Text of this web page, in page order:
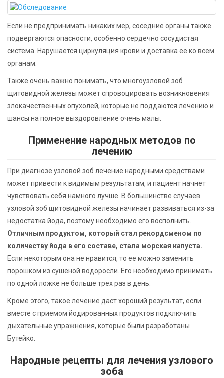
Если не предпринимать никаких мер, соседние органы также
подвергаются опасности, особенно сердечно сосудистая
система. Нарушается циркуляция крови и доставка ее ко всем
органам.
Также очень важно понимать, что многоузловой зоб
щитовидной железы может спровоцировать возникновения
злокачественных опухолей, которые не поддаются лечению и
шансы на полное выздоровление очень малы.
Применение народных методов по
лечению
При диагнозе узловой зоб лечение народными средствами
может привести к видимым результатам, и пациент начнет
чувствовать себя намного лучше. В большинстве случаев
узловой зоб щитовидной железы начинает развиваться из-за
недостатка йода, поэтому необходимо его восполнить.
Отличным продуктом, который стал рекордсменом по
количеству йода в его составе, стала морская капуста.
Если некоторым она не нравится, то ее можно заменить
порошком из сушеной водоросли. Его необходимо принимать
по одной ложке не больше трех раз в день.
Кроме этого, такое лечение даст хороший результат, если
вместе с приемом йодированных продуктов подключить
дыхательные упражнения, которые были разработаны
Бутейко.
Народные рецепты для лечения узлового
зоба